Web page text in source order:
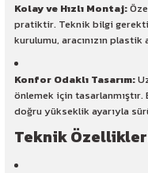
Kolay ve Hızlı Montaj:
pratiktir. Teknik bilgi
kurulumu, aracınızın
Konfor Odaklı Tasarım:
önlemek için tasarlanmıştır.
doğru yükseklik ayarıyla
Teknik